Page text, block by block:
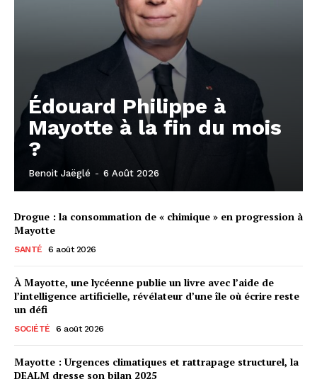
Édouard Philippe à
Mayotte à la fin du mois
?
Benoit Jaëglé - 6 Août 2026
Drogue : la consommation de « chimique » en progression à
Mayotte
SANTÉ 6 août 2026
À Mayotte, une lycéenne publie un livre avec l’aide de
l’intelligence artificielle, révélateur d’une île où écrire reste
un défi
SOCIÉTÉ 6 août 2026
Mayotte : Urgences climatiques et rattrapage structurel, la
DEALM dresse son bilan 2025